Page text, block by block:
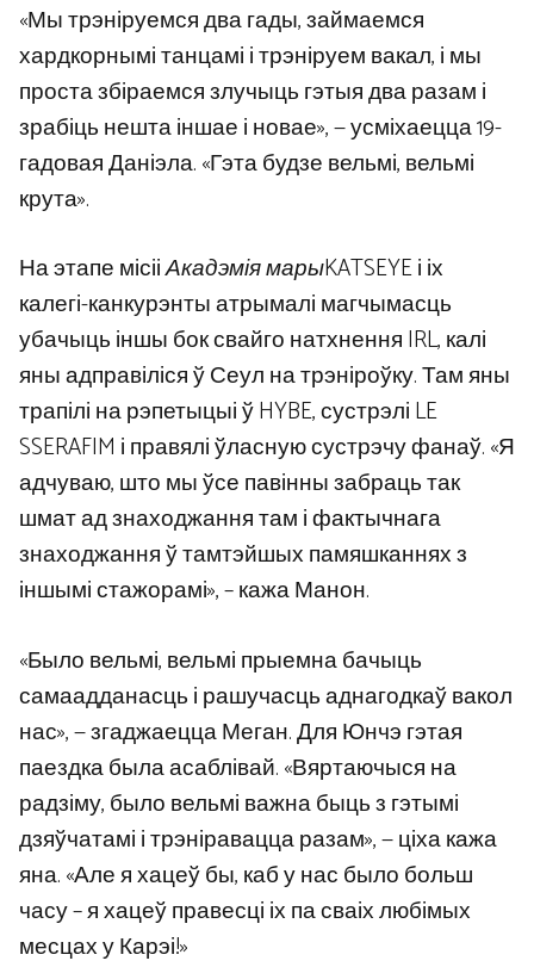
«Мы трэніруемся два гады, займаемся
хардкорнымі танцамі і трэніруем вакал, і мы
проста збіраемся злучыць гэтыя два разам і
зрабіць нешта іншае і новае», — усміхаецца 19-
гадовая Даніэла. «Гэта будзе вельмі, вельмі
крута».
На этапе місііАкадэмія марыKATSEYE і іх
калегі-канкурэнты атрымалі магчымасць
убачыць іншы бок свайго натхнення IRL, калі
яны адправіліся ў Сеул на трэніроўку. Там яны
трапілі на рэпетыцыі ў HYBE, сустрэлі LE
SSERAFIM і правялі ўласную сустрэчу фанаў. «Я
адчуваю, што мы ўсе павінны забраць так
шмат ад знаходжання там і фактычнага
знаходжання ў тамтэйшых памяшканнях з
іншымі стажорамі», – кажа Манон.
«Было вельмі, вельмі прыемна бачыць
самаадданасць і рашучасць аднагодкаў вакол
нас», — згаджаецца Меган. Для Юнчэ гэтая
паездка была асаблівай. «Вяртаючыся на
радзіму, было вельмі важна быць з гэтымі
дзяўчатамі і трэніравацца разам», — ціха кажа
яна. «Але я хацеў бы, каб у нас было больш
часу – я хацеў правесці іх па сваіх любімых
месцах у Карэі!»